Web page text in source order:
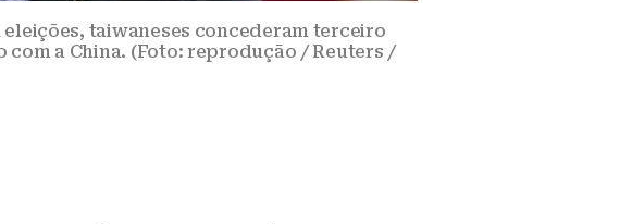
taiwaneses concederam terceiro
a China. (Foto: reprodução / Reuters /